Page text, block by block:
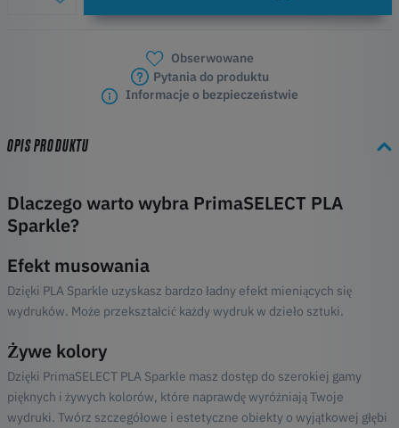
Obserwowane
Pytania do produktu
Informacje o bezpieczeństwie
OPIS PRODUKTU
Dlaczego warto wybra PrimaSELECT PLA
Sparkle?
Efekt musowania
Dzięki PLA Sparkle uzyskasz bardzo ładny efekt mieniących się
wydruków. Może przekształcić każdy wydruk w dzieło sztuki.
Żywe kolory
Dzięki PrimaSELECT PLA Sparkle masz dostęp do szerokiej gamy
pięknych i żywych kolorów, które naprawdę wyróżniają Twoje
wydruki. Twórz szczegółowe i estetyczne obiekty o wyjątkowej głębi